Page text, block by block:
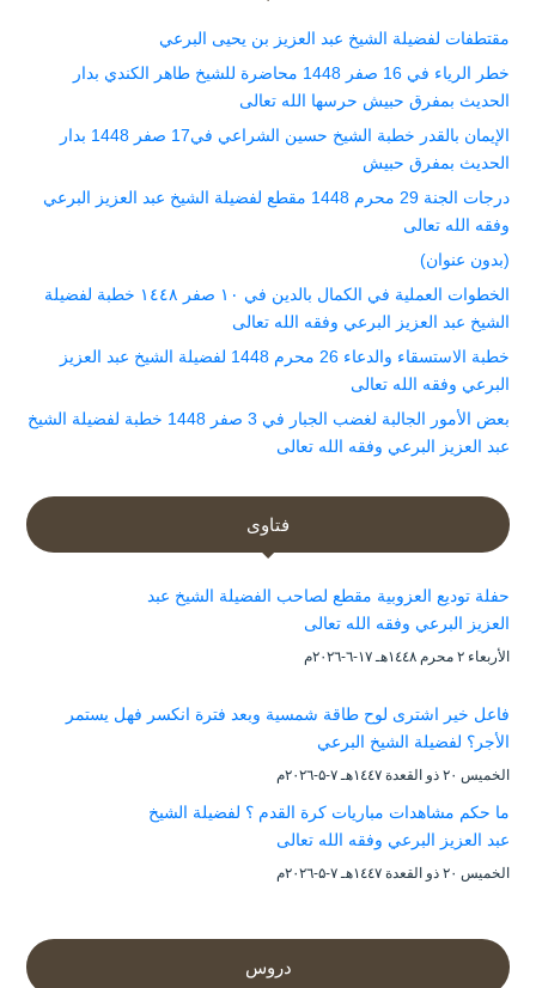
مقتطفات لفضيلة الشيخ عبد العزيز بن يحيى البرعي
خطر الرياء في 16 صفر 1448 محاضرة للشيخ طاهر الكندي بدار
الحديث بمفرق حبيش حرسها الله تعالى
الإيمان بالقدر خطبة الشيخ حسين الشراعي في17 صفر 1448 بدار
الحديث بمفرق حبيش
درجات الجنة 29 محرم 1448 مقطع لفضيلة الشيخ عبد العزيز البرعي
وفقه الله تعالى
(بدون عنوان)
الخطوات العملية في الكمال بالدين في ١٠ صفر ١٤٤٨ خطبة لفضيلة
الشيخ عبد العزيز البرعي وفقه الله تعالى
خطبة الاستسقاء والدعاء 26 محرم 1448 لفضيلة الشيخ عبد العزيز
البرعي وفقه الله تعالى
بعض الأمور الجالبة لغضب الجبار في 3 صفر 1448 خطبة لفضيلة الشيخ
عبد العزيز البرعي وفقه الله تعالى
فتاوى
حفلة توديع العزوبية مقطع لصاحب الفضيلة الشيخ عبد
العزيز البرعي وفقه الله تعالى
الأربعاء ۲ محرم ۱٤٤۸هـ ۱۷-٦-۲۰۲٦م
فاعل خير اشترى لوح طاقة شمسية وبعد فترة انكسر فهل يستمر
الأجر؟ لفضيلة الشيخ البرعي
الخميس ۲۰ ذو القعدة ۱٤٤۷هـ ۷-۵-۲۰۲٦م
ما حكم مشاهدات مباريات كرة القدم ؟ لفضيلة الشيخ
عبد العزيز البرعي وفقه الله تعالى
الخميس ۲۰ ذو القعدة ۱٤٤۷هـ ۷-۵-۲۰۲٦م
دروس